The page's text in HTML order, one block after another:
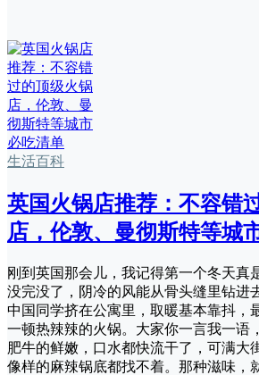
生活百科
英国火锅店推荐：不容错
店，伦敦、曼彻斯特等城
刚到英国那会儿，我记得第一个冬天真
没完没了，阴冷的风能从骨头缝里钻进
中国同学挤在公寓里，取暖基本靠抖，
一顿热辣辣的火锅。大家你一言我一语
肥牛的鲜嫩，口水都快流干了，可满大
像样的麻辣锅底都找不着。那种滋味，